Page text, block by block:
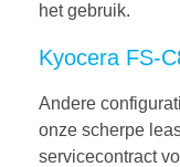
het gebruik.
Kyocera FS-
Andere
onze scherpe
servicecontract